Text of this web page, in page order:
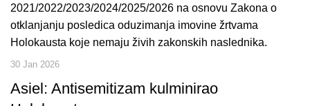
2021/2022/2023/2024/2025/2026 na osnovu Zakona o
otklanjanju posledica oduzimanja imovine žrtvama
Holokausta koje nemaju živih zakonskih naslednika.
30 Jan 2026
Asiel: Antisemitizam kulminirao